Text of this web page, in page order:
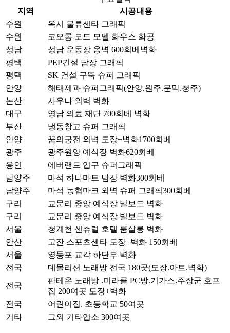
지역
시공내용
수원
옥시 물류센타 그래픽
수원
코오롱 모드 모델 화우스 화공
성남
성남 운동장 옹벽 600회베벽화
평택
PEP건설 담장 그래픽
평택
SK 건설 구뚝 슈퍼 그래픽
안양
해태제과 슈퍼그래픽(안양.원주.문막.청주)
논산
사우나 외벽 벽화
대구
영남 의료 재단 700회베 벽화
부산
냉동창고 슈퍼 그래픽
안양
꿈의궁전 외벽 도장+벽화1700회베
광주
광주원앙 예식장 벽화620회베
용인
에버랜드 입구 슈퍼그래픽
남양주
마석 하나마트 담장 벽화300회베
남양주
마석 농협마크 외벽 슈퍼 그래픽300회베
구리
교문리 중앙 예식장 빌보드 벽화
구리
교문리 중앙 예식장 빌보드 벽화
서울
청계천 센츄럴 호텔 룸살롱 벽화
안산
고잔 스포츠센타 도장+벽화 150회베
서울
영등포 교각 하단부 벽화
전국
데몰리션 노래방 전국 180곳(도장.아트.벽화)
전국
판테온 노래방 .미라클 PC방.기가스.주장군 호프
집 200여곳 도장+벽화
전국
어린이집. 초등학교 50여곳
기타
그외 기타업소 300여곳